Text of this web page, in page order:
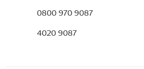
0800 970 9087
4020 9087